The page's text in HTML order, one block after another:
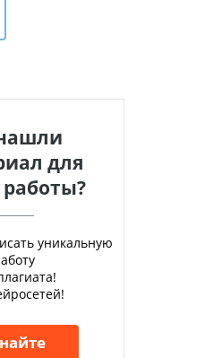
для
уникальную